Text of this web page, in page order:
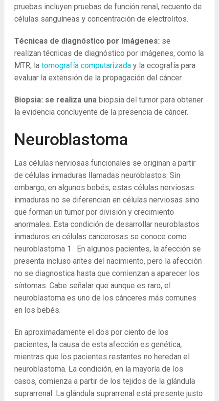
pruebas incluyen pruebas de función renal, recuento de
células sanguíneas y concentración de electrolitos.
Técnicas de diagnóstico por imágenes: se
realizan técnicas de diagnóstico por imágenes, como la
MTR, la tomografía computarizaday la ecografía para
evaluar la extensión de la propagación del cáncer.
Biopsia: se realiza unabiopsia del tumor para obtener
la evidencia concluyente de la presencia de cáncer.
Neuroblastoma
Las células nerviosas funcionales se originan a partir
de células inmaduras llamadas neuroblastos. Sin
embargo, en algunos bebés, estas células nerviosas
inmaduras no se diferencian en células nerviosas sino
que forman un tumor por división y crecimiento
anormales. Esta condición de desarrollar neuroblastos
inmaduros en células cancerosas se conoce como
neuroblastoma 1 . En algunos pacientes, la afección se
presenta incluso antes del nacimiento, pero la afección
no se diagnostica hasta que comienzan a aparecer los
síntomas. Cabe señalar que aunque es raro, el
neuroblastoma es uno de los cánceres más comunes
en los bebés.
En aproximadamente el dos por ciento de los
pacientes, la causa de esta afección es genética,
mientras que los pacientes restantes no heredan el
neuroblastoma. La condición, en la mayoría de los
casos, comienza a partir de los tejidos de la glándula
suprarrenal. La glándula suprarrenal está presente justo